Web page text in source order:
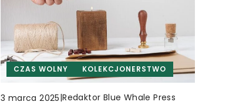
INNE
3 kwietnia 2024|Redaktor Blue Whale Press
CZAS WOLNY KOLEKCJONERSTWO
3 marca 2025|Redaktor Blue Whale Press
CZAS WOLNY WĘDKARSTWO
1 października 2025|